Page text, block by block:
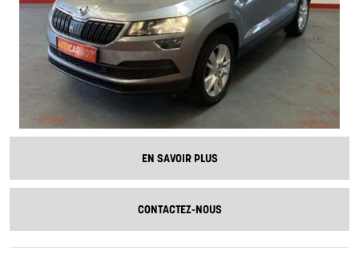
EN SAVOIR PLUS
CONTACTEZ-NOUS